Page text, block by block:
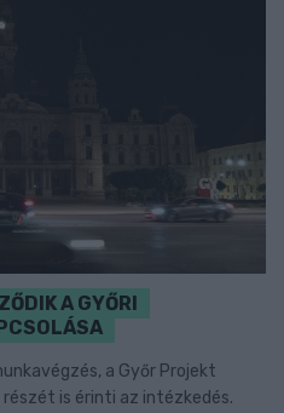
A GYŐRI
a Győr Projekt
is érinti az intézkedés.